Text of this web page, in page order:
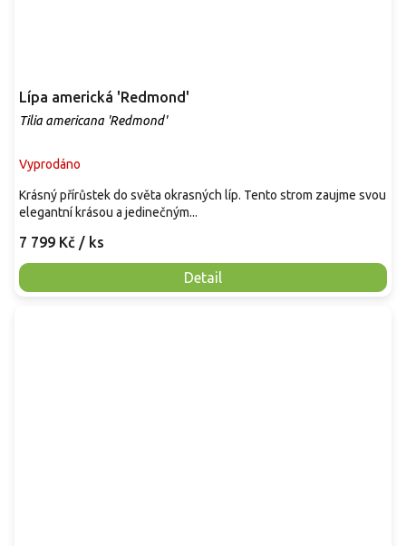
Lípa americká 'Redmond'
Tilia americana 'Redmond'
Vyprodáno
7 799 Kč / ks
Detail
Krásný přírůstek do světa okrasných líp. Tento strom zaujme svou
elegantní krásou a jedinečným...